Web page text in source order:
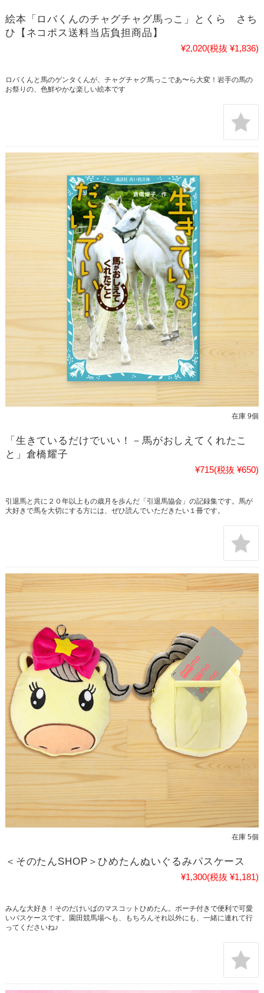
絵本「ロバくんのチャグチャグ馬っこ」とくら さち
ひ【ネコポス送料当店負担商品】
¥2,020(税抜 ¥1,836)
ロバくんと馬のゲンタくんが、チャグチャグ馬っこであ〜ら大変！岩手の馬の
お祭りの、色鮮やかな楽しい絵本です
在庫 9個
「生きているだけでいい！－馬がおしえてくれたこ
と」倉橋耀子
¥715(税抜 ¥650)
引退馬と共に２０年以上もの歳月を歩んだ「引退馬協会」の記録集です。馬が
大好きで馬を大切にする方には、ぜひ読んでいただきたい１冊です。
在庫 5個
＜そのたんSHOP＞ひめたんぬいぐるみパスケース
¥1,300(税抜 ¥1,181)
みんな大好き！そのだけいばのマスコットひめたん。ポーチ付きで便利で可愛
いパスケースです。園田競馬場へも、もちろんそれ以外にも、一緒に連れて行
ってくださいね♪